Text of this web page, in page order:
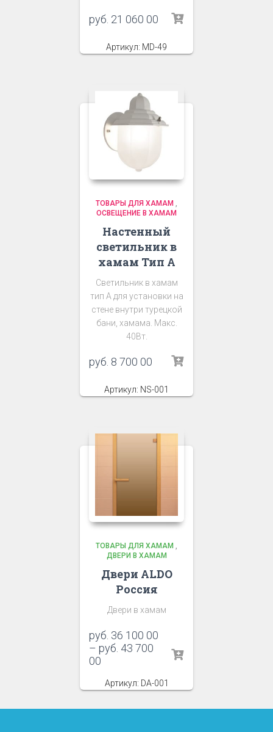
руб. 21 060 00
Артикул: MD-49
ТОВАРЫ ДЛЯ ХАМАМ ,
ОСВЕЩЕНИЕ В ХАМАМ
Настенный
светильник в
хамам Тип А
Светильник в хамам
тип А для установки на
стене внутри турецкой
бани, хамама. Макс.
40Вт.
руб. 8 700 00
Артикул: NS-001
ТОВАРЫ ДЛЯ ХАМАМ ,
ДВЕРИ В ХАМАМ
Двери ALDO
Россия
Двери в хамам
руб. 36 100 00
– руб. 43 700
00
Артикул: DA-001